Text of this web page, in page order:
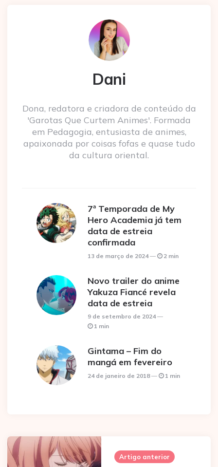
Dani
Dona, redatora e criadora de conteúdo da
'Garotas Que Curtem Animes'. Formada
em Pedagogia, entusiasta de animes,
apaixonada por coisas fofas e quase tudo
da cultura oriental.
7ª Temporada de My
Hero Academia já tem
data de estreia
confirmada
13 de março de 2024 2 min
Novo trailer do anime
Yakuza Fiancé revela
data de estreia
9 de setembro de 2024
1 min
Gintama – Fim do
mangá em fevereiro
24 de janeiro de 2018 1 min
Post
navigation
Artigo anterior